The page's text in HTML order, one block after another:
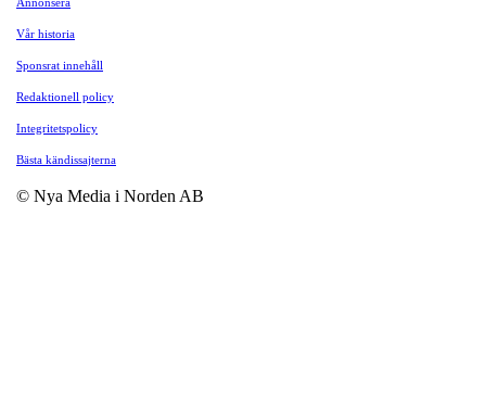
Vår historia
Sponsrat innehåll
Redaktionell policy
Integritetspolicy
Bästa kändissajterna
© Nya Media i Norden AB